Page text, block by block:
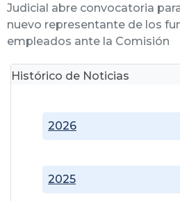
Judicial abre convocatoria
nuevo representante de los
empleados ante la Comisión
Histórico de Noticias
2025
2026